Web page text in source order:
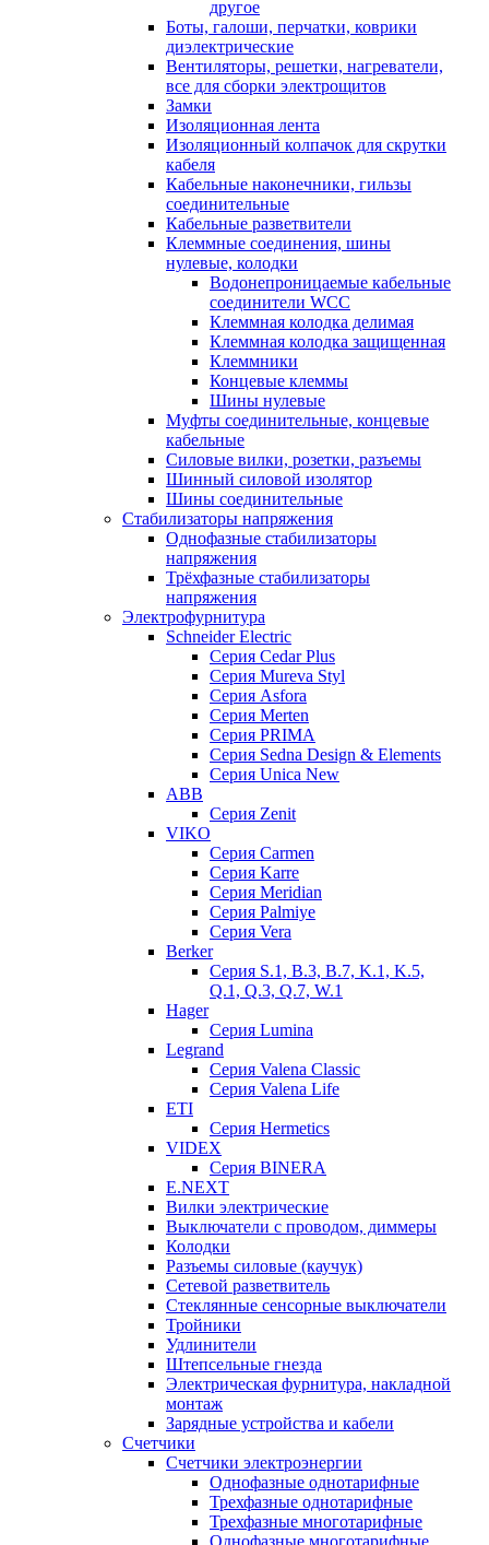
другое
Боты, галоши, перчатки, коврики
диэлектрические
Вентиляторы, решетки, нагреватели,
все для сборки электрощитов
Замки
Изоляционная лента
Изоляционный колпачок для скрутки
кабеля
Кабельные наконечники, гильзы
соединительные
Кабельные разветвители
Клеммные соединения, шины
нулевые, колодки
Водонепроницаемые кабельные
соединители WCC
Клеммная колодка делимая
Клеммная колодка защищенная
Клеммники
Концевые клеммы
Шины нулевые
Муфты соединительные, концевые
кабельные
Силовые вилки, розетки, разъемы
Шинный силовой изолятор
Шины соединительные
Стабилизаторы напряжения
Однофазные стабилизаторы
напряжения
Трёхфазные стабилизаторы
напряжения
Электрофурнитура
Schneider Electric
Серия Cedar Plus
Серия Mureva Styl
Серия Asfora
Серия Merten
Серия PRIMA
Серия Sedna Design & Elements
Серия Unica New
ABB
Серия Zenit
VIKO
Серия Сarmen
Серия Karre
Серия Meridian
Серия Palmiye
Серия Vera
Berker
Серия S.1, B.3, B.7, K.1, K.5,
Q.1, Q.3, Q.7, W.1
Hager
Серия Lumina
Legrand
Серия Valena Classic
Серия Valena Life
ETI
Серия Hermetics
VIDEX
Серия BINERA
E.NEXT
Вилки электрические
Выключатели с проводом, диммеры
Колодки
Разъемы силовые (каучук)
Сетевой разветвитель
Стеклянные сенсорные выключатели
Тройники
Удлинители
Штепсельные гнезда
Электрическая фурнитура, накладной
монтаж
Зарядные устройства и кабели
Счетчики
Счетчики электроэнергии
Однофазные однотарифные
Трехфазные однотарифные
Трехфазные многотарифные